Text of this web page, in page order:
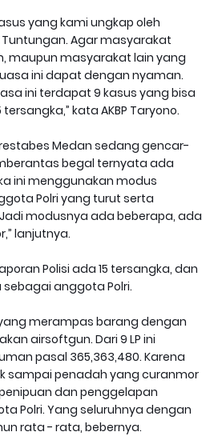
yang kami ungkap oleh
Tuntungan. Agar masyarakat
maupun masyarakat lain yang
ini dapat dengan nyaman.
ini terdapat 9 kasus yang bisa
kata AKBP Taryono.
Medan sedang gencar-
begal ternyata ada
ini menggunakan modus
Polri yang turut serta
modusnya ada beberapa, ada
lanjutnya.
Polisi ada 15 tersangka, dan
anggota Polri.
merampas barang dengan
airsoftgun. Dari 9 LP ini
pasal 365,363,480. Karena
sampai penadah yang curanmor
dan penggelapan
Polri. Yang seluruhnya dengan
rata - rata, bebernya.